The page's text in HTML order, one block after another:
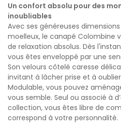
Un confort absolu pour des
inoubliables
Avec ses généreuses
moelleux, le canapé Colombine
de relaxation absolus. Dès
vous êtes enveloppé par une
Son velours côtelé caresse
invitant à lâcher prise et à
Modulable, vous pouvez
vous semble. Seul ou associé à
collection, vous êtes libre de
correspond à votre personnalité.